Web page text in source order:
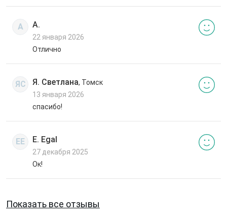
А А.
22 января 2026
Отлично
ЯС Я. Светлана, Томск
13 января 2026
спасибо!
EE E. Egal
27 декабря 2025
Ок!
Показать все отзывы